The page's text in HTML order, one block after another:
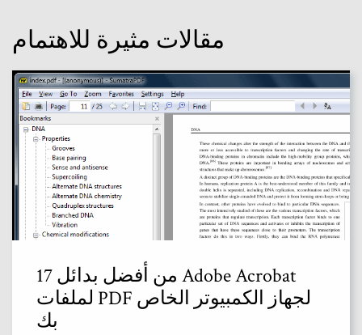
مقالات مثيرة للاهتمام
17 من أفضل بدائل Adobe Acrobat
لملفات PDF لجهاز الكمبيوتر الخاص
بك